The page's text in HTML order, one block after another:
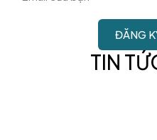
TIN